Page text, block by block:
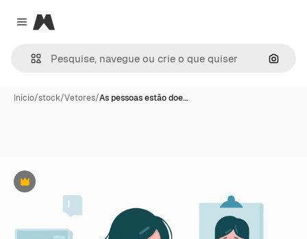
Close menu
Magnific
Início/stock/Vetores/As pessoas estão doe…
Premium